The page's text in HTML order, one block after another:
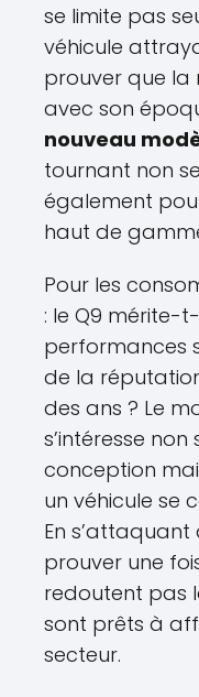
se limite pas
véhicule
prouver que la
avec son
nouveau
tournant non
également
haut de
Pour les
: le Q9 mérite-
performances
de la
des ans ? Le
s’intéresse
conception
un véhicule se
En
prouver une
redoutent pas
sont prêts à
secteur.